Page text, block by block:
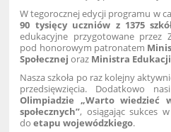
W tegorocznej edycji programu w
90 tysięcy uczniów z 1375
edukacyjne przygotowane przez
pod honorowym patronatem
Społecznej oraz Ministra Edukacji
Nasza szkoła po raz kolejny
przedsięwzięcia. Dodatkowo
Olimpiadzie „Warto wiedzieć
społecznych”, osiągając sukces
doetapu wojewódzkiego.